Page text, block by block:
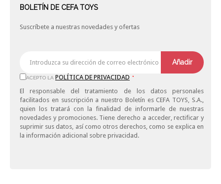
BOLETÍN DE CEFA TOYS
Suscríbete a nuestras novedades y ofertas
Añadir
ACEPTO LA POLÍTICA DE PRIVACIDAD *
El responsable del tratamiento de los datos personales
facilitados en suscripción a nuestro Boletín es CEFA TOYS, S.A.,
quien los tratará con la finalidad de informarle de nuestras
novedades y promociones. Tiene derecho a acceder, rectificar y
suprimir sus datos, así como otros derechos, como se explica en
la información adicional sobre privacidad.